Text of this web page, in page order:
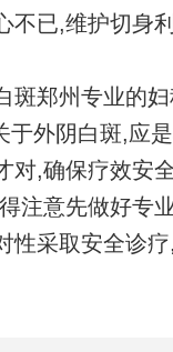
不已,维护切身
郑州专业的妇
于外阴白斑,应
对,确保疗效安
注意先做好专
性采取安全诊